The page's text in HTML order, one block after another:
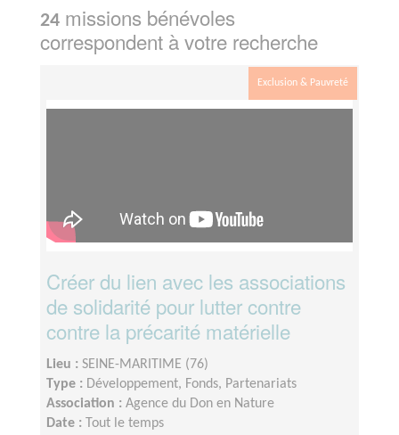
24 missions bénévoles
correspondent à votre recherche
Exclusion & Pauvreté
Créer du lien avec les associations
de solidarité pour lutter contre
contre la précarité matérielle
Lieu : SEINE-MARITIME (76)
Type : Développement, Fonds, Partenariats
Association : Agence du Don en Nature
Date :
Tout le temps